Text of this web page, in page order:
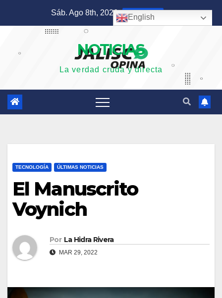
Sáb. Ago 8th, 2026 8:34:06 AM
NOTICIAS
La verdad cruda y directa
TECNOLOGÍA ÚLTIMAS NOTICIAS
El Manuscrito
Voynich
Por La Hidra Rivera
MAR 29, 2022
English